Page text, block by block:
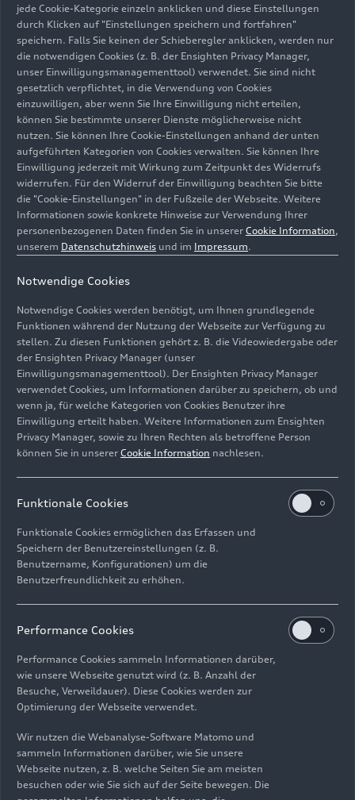
Ähnlich wie beim Vorgängermodell ist das Heck
des neuen Audi A7 Sportback im Stil einer Yacht
eingezogen. Der Heckabschluss liegt etwa drei
Zentimeter höher, was die Aerodynamik weiter
verbessert. Bei 120 km/h Geschwindigkeit fährt
ein Spoiler aus der Heckklappe aus. Die
geschwungene Kontur der Abrisskante verleiht
der Heckpartie eine dreidimensionale Skulptur –
begonnen bei den Audi-Ringen, den Heckleuchten
und dem verbindenden Lichtband.
Das markante Exterieurdesign des neuen Audi A7
Sportback verzichtet in weiten Bereichen auf
Chrom. Das optionale S line Exterieurpaket
einem stärker ausgeformten Frontstoßfänger
sowie in titanschwarz gehaltenen Lufteinlässen;
auch die Seitenschweller sind stärker ausgeformt.
Den Heckabschluss bildet ein stark skulpturierter,
titanschwarzer Diffusoreinsatz. Der Lackfächer
enthält 15 Farben, darunter acht neue. Einige von
ihnen sind Mischungen aus mehreren Tönen, die
je nach Lichteinfall unterschiedlich wirken; sie
neue Audi A7 Sportback eine
Lichtdesign
Mit dem A7 Sportback stellt Audi seine führende
Rolle bei Licht-Technik und Licht-Design unter
Beweis. Die Scheinwerfer des Gran Turismo
stehen in drei Ausführungen zur Wahl – in
Technik, alsHD Matrix LEDund als HD Matrix LED
mit
Audi Laserlicht
sind – in Fortführung der obersten Singleframe-
Lamelle – horizontal geteilt und lassen die
Scheinwerfer sportlich und schlank wirken. Der
dominierende obere Bereich birgt das
jede Cookie-Kategorie einzeln anklicken und diese Einstellungen
durch Klicken auf "Einstellungen speichern und fortfahren"
speichern. Falls Sie keinen der Schieberegler anklicken, werden nur
die notwendigen Cookies (z. B. der Ensighten Privacy Manager,
unser Einwilligungsmanagementtool) verwendet. Sie sind nicht
gesetzlich verpflichtet, in die Verwendung von Cookies
einzuwilligen, aber wenn Sie Ihre Einwilligung nicht erteilen,
können Sie bestimmte unserer Dienste möglicherweise nicht
nutzen. Sie können Ihre Cookie-Einstellungen anhand der unten
aufgeführten Kategorien von Cookies verwalten. Sie können Ihre
Einwilligung jederzeit mit Wirkung zum Zeitpunkt des Widerrufs
widerrufen. Für den Widerruf der Einwilligung beachten Sie bitte
die "Cookie-Einstellungen" in der Fußzeile der Webseite. Weitere
Informationen sowie konkrete Hinweise zur Verwendung Ihrer
personenbezogenen Daten finden Sie in unserer Cookie Information,
unserem Datenschutzhinweis und im Impressum.
Notwendige Cookies
Notwendige Cookies werden benötigt, um Ihnen grundlegende
Funktionen während der Nutzung der Webseite zur Verfügung zu
stellen. Zu diesen Funktionen gehört z. B. die Videowiedergabe oder
der Ensighten Privacy Manager (unser
Einwilligungsmanagementtool). Der Ensighten Privacy Manager
verwendet Cookies, um Informationen darüber zu speichern, ob und
wenn ja, für welche Kategorien von Cookies Benutzer ihre
Einwilligung erteilt haben. Weitere Informationen zum Ensighten
Privacy Manager, sowie zu Ihren Rechten als betroffene Person
können Sie in unserer Cookie Information nachlesen.
Funktionale Cookies
Funktionale Cookies ermöglichen das Erfassen und
Speichern der Benutzereinstellungen (z. B.
Benutzername, Konfigurationen) um die
Benutzerfreundlichkeit zu erhöhen.
Performance Cookies
Performance Cookies sammeln Informationen darüber,
wie unsere Webseite genutzt wird (z. B. Anzahl der
Besuche, Verweildauer). Diese Cookies werden zur
Optimierung der Webseite verwendet.
Wir nutzen die Webanalyse-Software Matomo und
sammeln Informationen darüber, wie Sie unsere
Webseite nutzen, z. B. welche Seiten Sie am meisten
besuchen oder wie Sie sich auf der Seite bewegen. Die